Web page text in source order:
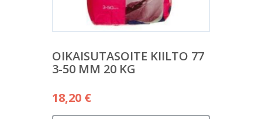
OIKAISUTASOITE KIILTO 77
3-50 MM 20 KG
18,20 €